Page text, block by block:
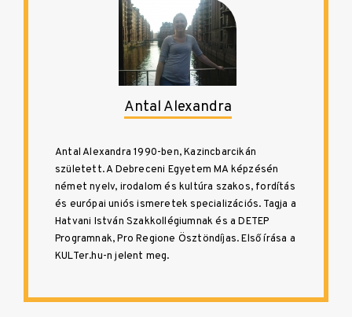
Antal Alexandra
Antal Alexandra 1990-ben, Kazincbarcikán
született. A Debreceni Egyetem MA képzésén
német nyelv, irodalom és kultúra szakos, fordítás
és európai uniós ismeretek specializációs. Tagja a
Hatvani István Szakkollégiumnak és a DETEP
Programnak, Pro Regione Ösztöndíjas. Első írása a
KULTer.hu-n jelent meg.